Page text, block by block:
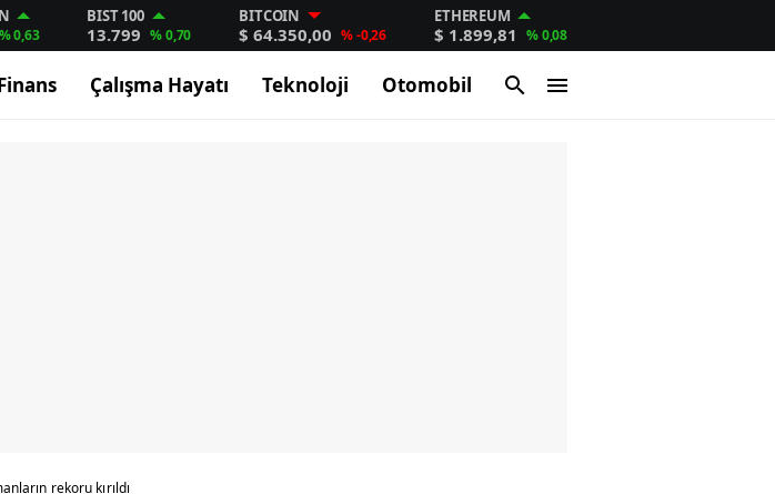
% 0,63
BIST 100
13.799 % 0,70
BITCOIN
$ 64.350,00 % -0,26
ETHEREUM
$ 1.899,81 % 0,08
Çalışma Hayatı Teknoloji Otomobil
rekoru kırıldı